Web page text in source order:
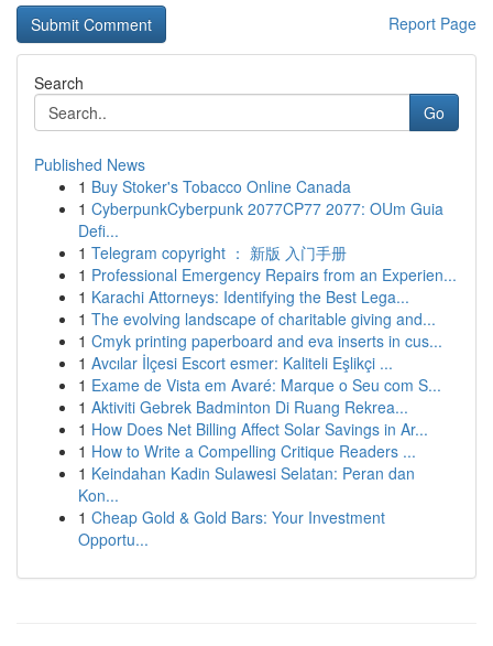
Report Page
Search
Go
Published News
1 Buy Stoker's Tobacco Online Canada
1 CyberpunkCyberpunk 2077CP77 2077: OUm Guia
Defi...
1 Telegram copyright ： 新版 入门手册
1 Professional Emergency Repairs from an Experien...
1 Karachi Attorneys: Identifying the Best Lega...
1 The evolving landscape of charitable giving and...
1 Cmyk printing paperboard and eva inserts in cus...
1 Avcılar İlçesi Escort esmer: Kaliteli Eşlikçi ...
1 Exame de Vista em Avaré: Marque o Seu com S...
1 Aktiviti Gebrek Badminton Di Ruang Rekrea...
1 How Does Net Billing Affect Solar Savings in Ar...
1 How to Write a Compelling Critique Readers ...
1 Keindahan Kadin Sulawesi Selatan: Peran dan
Kon...
1 Cheap Gold & Gold Bars: Your Investment
Opportu...